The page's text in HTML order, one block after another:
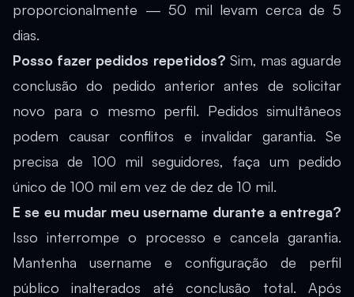
proporcionalmente — 50 mil levam cerca de 5
dias.
Posso fazer pedidos repetidos? Sim, mas aguarde
conclusão do pedido anterior antes de solicitar
novo para o mesmo perfil. Pedidos simultâneos
podem causar conflitos e invalidar garantia. Se
precisa de 100 mil seguidores, faça um pedido
único de 100 mil em vez de dez de 10 mil.
E se eu mudar meu username durante a entrega?
Isso interrompe o processo e cancela garantia.
Mantenha username e configuração de perfil
público inalterados até conclusão total. Após